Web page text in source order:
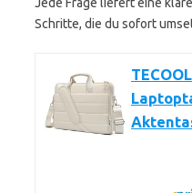
Schritte, die du sofort